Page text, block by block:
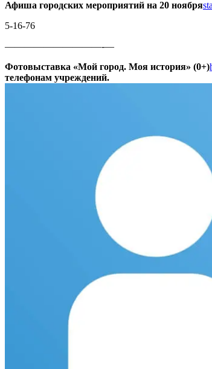
Афиша городских мероприятий на 20 ноября
5-16-76
——————————-—
Фотовыставка «Мой город. Моя история» (0+)
телефонам учреждений.